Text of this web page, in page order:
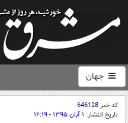
جهان
کد خبر646128
تاریخ انتشار: ۱ آبان ۱۳۹۵ - ۱۶:۱۹